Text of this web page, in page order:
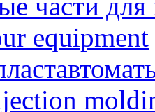
equipment